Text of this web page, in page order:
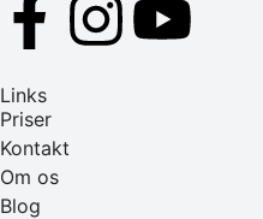
Links
Priser
Kontakt
Om os
Blog